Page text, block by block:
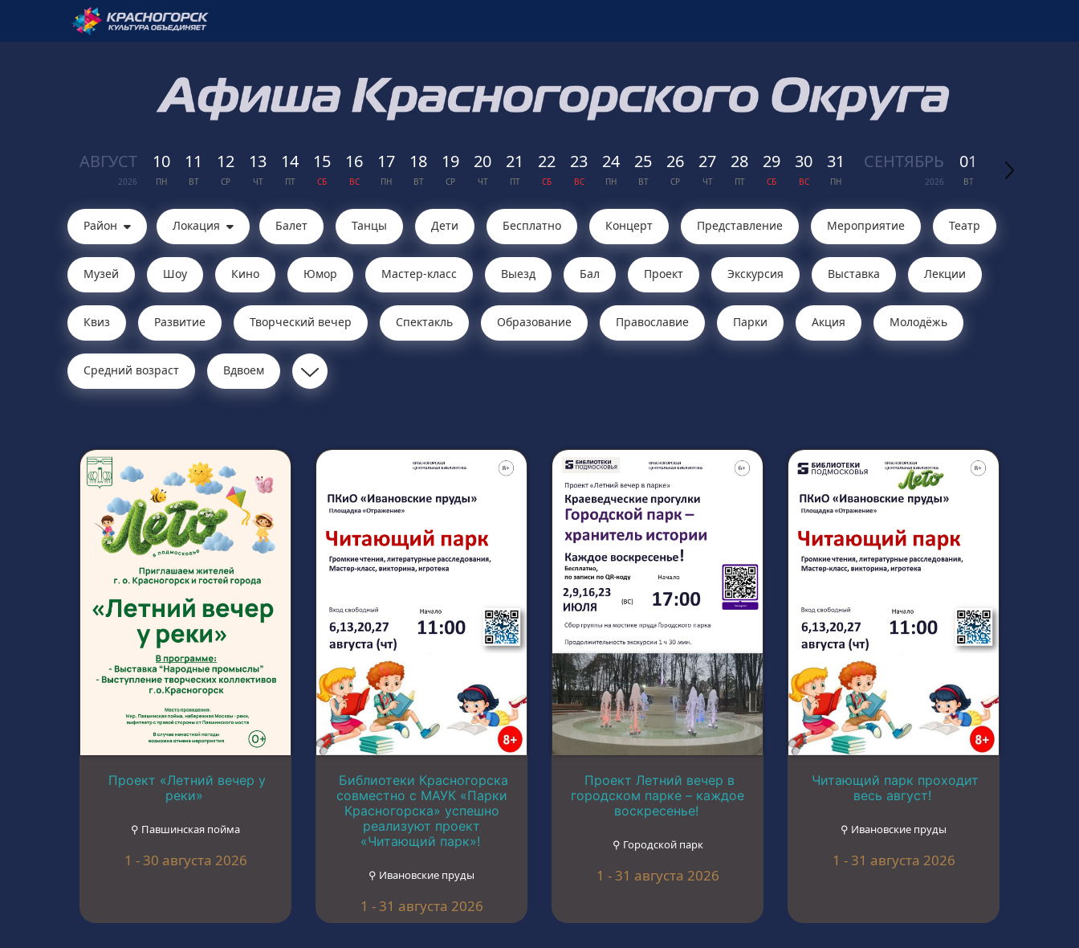
АВГУСТ
2026
10
ПН
11
ВТ
12
СР
13
ЧТ
14
ПТ
15
СБ
16
ВС
17
ПН
18
ВТ
19
СР
20
ЧТ
21
ПТ
22
СБ
23
ВС
24
ПН
25
ВТ
26
СР
27
ЧТ
28
ПТ
29
СБ
30
ВС
31
ПН
СЕНТЯБРЬ
2026
01
ВТ
02
Район Локация Балет Танцы Дети Бесплатно Концерт Представление Мероприятие Театр
Музей Шоу Кино Юмор Мастер-класс Выезд Бал Проект Экскурсия Выставка Лекции
Квиз Развитие Творческий вечер Cпектакль Образование Православие Парки Акция Молодёжь
Средний возраст Вдвоем
Проект «Летний вечер у
реки»
⚲ Павшинская пойма
1 - 30 августа 2026
Библиотеки Красногорска
совместно с МАУК «Парки
Красногорска» успешно
реализуют проект
«Читающий парк»!
⚲ Ивановские пруды
1 - 31 августа 2026
Проект Летний вечер в
городском парке – каждое
воскресенье!
⚲ Городской парк
1 - 31 августа 2026
Читающий парк проходит
весь август!
⚲ Ивановские пруды
1 - 31 августа 2026